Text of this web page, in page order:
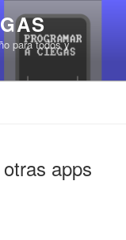
para todos y
apps